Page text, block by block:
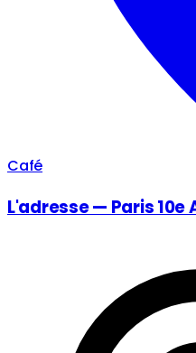
Café
L'adresse — Paris